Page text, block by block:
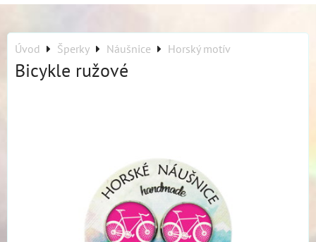
Úvod Šperky Náušnice Horský motív
Bicykle ružové